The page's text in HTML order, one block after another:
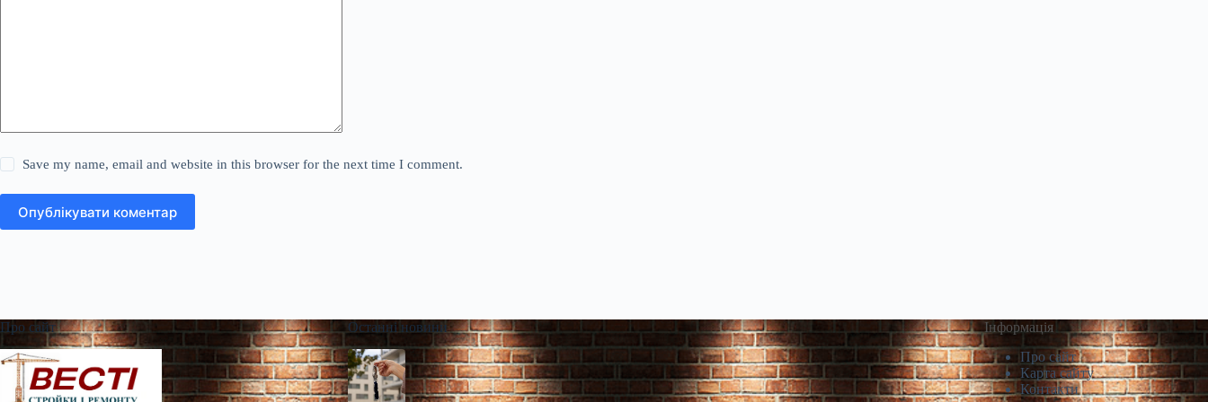
Save my name, email and website in this browser for the next time I comment.
Опублікувати коментар
Про сайт Останні новини
Інформація
Про сайт
Карта сайту
Контакти